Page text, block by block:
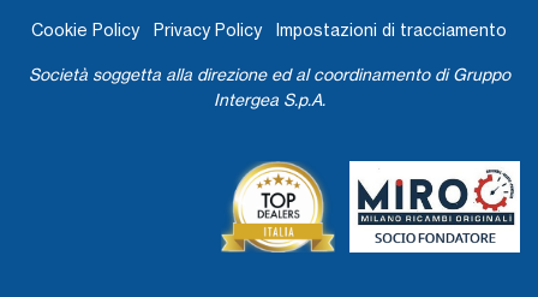
Cookie Policy Privacy Policy Impostazioni di tracciamento
Società soggetta alla direzione ed al coordinamento di Gruppo
Intergea S.p.A.